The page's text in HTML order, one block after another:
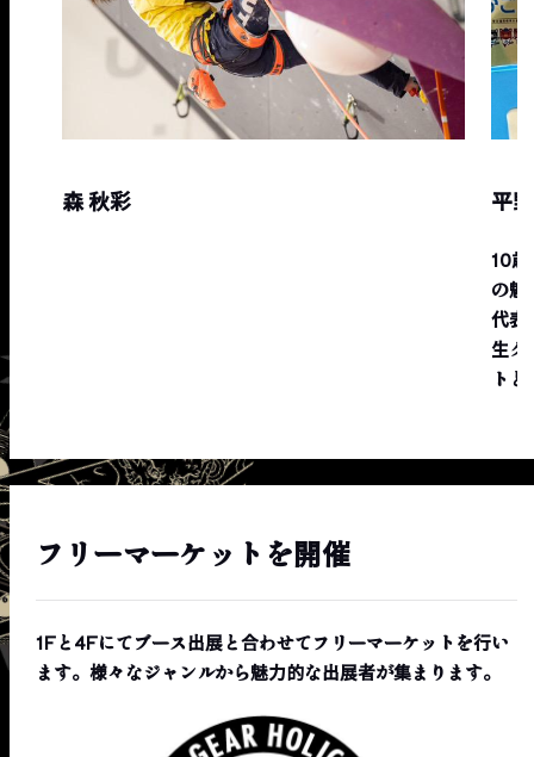
森 秋彩 平
10歳
の魅
代表
生ク
ト
フリーマーケットを開催
1Fと4Fにてブース出展と合わせてフリーマーケットを行い
ます。様々なジャンルから魅力的な出展者が集まります。